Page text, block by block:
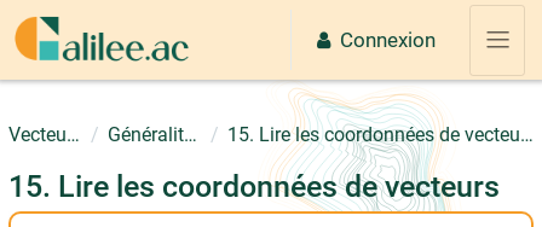
Passer au contenu principal
Connexion
Vecteurs Généralités 15. Lire les coordonnées de vecteurs
15. Lire les coordonnées de vecteurs